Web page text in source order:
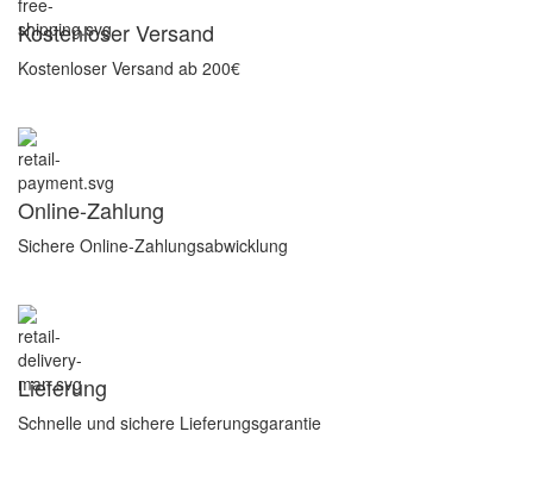
Kostenloser Versand
Kostenloser Versand ab 200€
Online-Zahlung
Sichere Online-Zahlungsabwicklung
Lieferung
Schnelle und sichere Lieferungsgarantie